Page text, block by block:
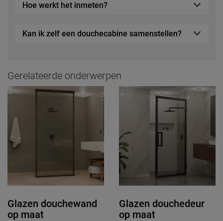
Hoe werkt het inmeten?
Kan ik zelf een douchecabine samenstellen?
Gerelateerde onderwerpen
Glazen douchewand
op maat
Glazen douchedeur
op maat